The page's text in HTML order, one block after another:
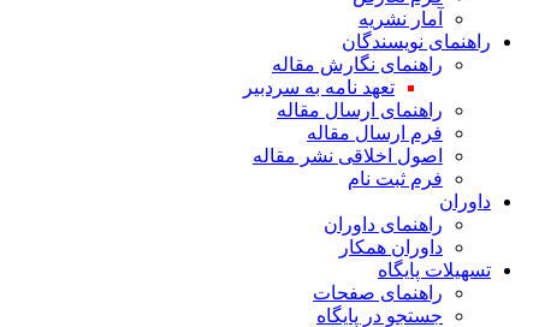
آمار نشریه
راهنمای نویسندگان
راهنمای نگارش مقاله
تعهد نامه به سردبیر
راهنمای ارسال مقاله
فرم ارسال مقاله
اصول اخلاقی نشر مقاله
فرم ثبت نام
داوران
راهنمای داوران
داوران همکار
تسهیلات پایگاه
راهنمای صفحات
جستجو در پایگاه